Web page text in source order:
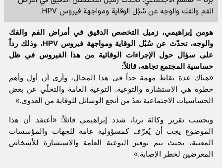
الفم والفك والوجه عن سُبُل الوقاية ومواجهة فيروس HPV.
هومن إبراهيمي، زميل التخصص الدقيق في أمراض الفم والفك
والوجه، تحدّث عن سُبُل الوقاية ومواجهة فيروس HPV، وذلك رداً
على سؤال حول الإجراءات الوقائية من هذا الفيروس في ظل
حساسية المجتمع تجاهه، قائلاً:
«هناك عدة نقاط مهمة جداً في هذا المجال، وأرى أن أول وأهم
خطوة هي الاستشارة والتوعية. التوعية العامة والتخلّي عن بعض
الحساسيات الاجتماعية تعدّ من أنجع الوسائل للوقاية من العدوى.»
وبحسب تقرير وكالة برنا، شدد إبراهيمي قائلاً:«أعتقد أن هذا
الموضوع يجب أن يُعرّف كمسؤولية عامة للجهات والمؤسسات
المعنية، بحيث يتم توفير التوعية العامة والاستشارة للأشخاص
المعرضين لخطر الإصابة.»